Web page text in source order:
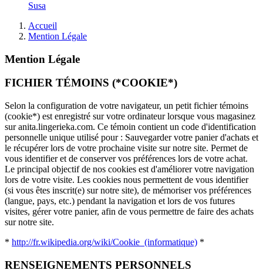
Susa
Accueil
Mention Légale
Mention Légale
FICHIER TÉMOINS (*COOKIE*)
Selon la configuration de votre navigateur, un petit fichier témoins
(cookie*) est enregistré sur votre ordinateur lorsque vous magasinez
sur anita.lingerieka.com. Ce témoin contient un code d'identification
personnelle unique utilisé pour : Sauvegarder votre panier d'achats et
le récupérer lors de votre prochaine visite sur notre site. Permet de
vous identifier et de conserver vos préférences lors de votre achat.
Le principal objectif de nos cookies est d'améliorer votre navigation
lors de votre visite. Les cookies nous permettent de vous identifier
(si vous êtes inscrit(e) sur notre site), de mémoriser vos préférences
(langue, pays, etc.) pendant la navigation et lors de vos futures
visites, gérer votre panier, afin de vous permettre de faire des achats
sur notre site.
* http://fr.wikipedia.org/wiki/Cookie_(informatique) *
RENSEIGNEMENTS PERSONNELS